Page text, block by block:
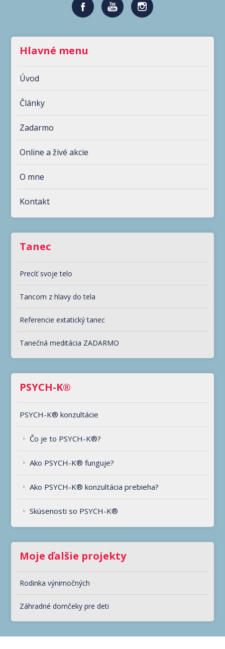
Hlavné menu
Úvod
Články
Zadarmo
Online a živé akcie
O mne
Kontakt
Tanec
Precíť svoje telo
Tancom z hlavy do tela
Referencie extatický tanec
Tanečná meditácia ZADARMO
PSYCH-K®
PSYCH-K® konzultácie
Čo je to PSYCH-K®?
Ako PSYCH-K® funguje?
Ako PSYCH-K® konzultácia prebieha?
Skúsenosti so PSYCH-K®
Moje ďalšie projekty
Rodinka výnimočných
Záhradné domčeky pre deti